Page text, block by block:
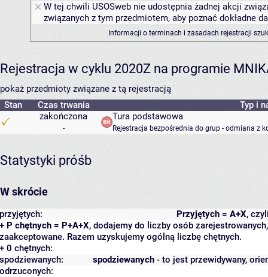
W tej chwili USOSweb nie udostępnia żadnej akcji
związanych z tym przedmiotem, aby poznać dokładne
Informacji o terminach i zasadach rejestracji
Rejestracja w cyklu 2020Z na programie
pokaż przedmioty związane z tą rejestracją
Stan
Czas trwania
Typ i
zakończona
-
Tura podstawowa
Rejestracja bezpośrednia do grup - odmiana z
Statystyki próśb
W skrócie
Przyjętych = A+X,
przyjętych:
+ P chętnych = P+A+X, dodajemy do liczby osób
zaakceptowane. Razem uzyskujemy ogólną liczbę chętnych.
+ 0 chętnych:
spodziewanych - to jest przewidywany,
spodziewanych:
odrzuconych: